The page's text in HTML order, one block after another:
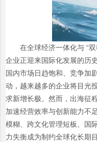
在全球经济一体化与 “
企业正迎来国际化发展的历
国内市场日趋饱和、竞争加
动，越来越多的企业将目光
求新增长极。然而，出海征
加速经营效率与创新能力不
模糊、跨文化管理短板、国
力失衡成为制约全球化长期